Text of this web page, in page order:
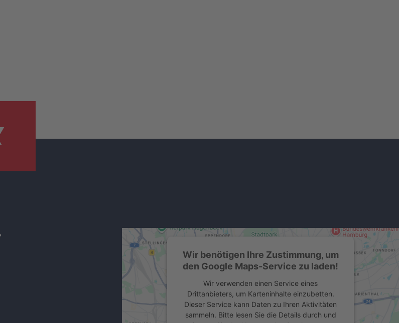
Wir benötigen Ihre Zustimmung, um
den Google Maps-Service zu laden!
Wir verwenden einen Service eines
Drittanbieters, um Karteninhalte einzubetten.
Dieser Service kann Daten zu Ihren Aktivitäten
sammeln. Bitte lesen Sie die Details durch und